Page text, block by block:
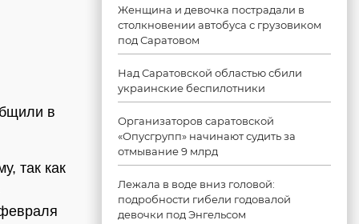
в
так как
Женщина и девочка пострадали в
столкновении автобуса с грузовиком
под Саратовом
Над Саратовской областью сбили
украинские беспилотники
Организаторов саратовской
«Опусгрупп» начинают судить за
отмывание 9 млрд
Лежала в воде вниз головой:
подробности гибели годовалой
девочки под Энгельсом